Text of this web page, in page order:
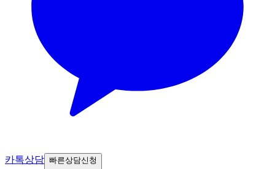
카톡상담 빠른상담신청